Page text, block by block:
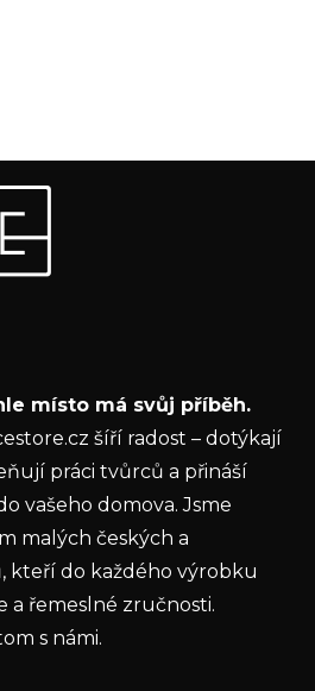
vám budeme zasílat informace o
e-shopu.
místo má svůj příběh.
šíří radost – dotýkají
práci tvůrců a přináší
vašeho domova. Jsme
malých českých a
kteří do každého výrobku
a řemeslné zručnosti.
s námi.